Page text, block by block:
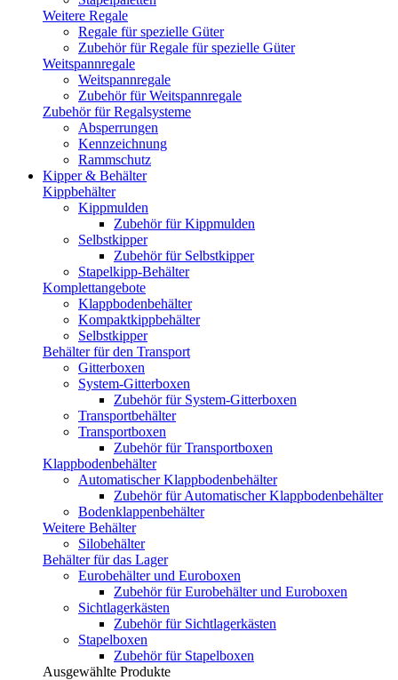
Weitere Regale
Regale für spezielle Güter
Zubehör für Regale für spezielle Güter
Weitspannregale
Weitspannregale
Zubehör für Weitspannregale
Zubehör für Regalsysteme
Absperrungen
Kennzeichnung
Rammschutz
Kipper & Behälter
Kippbehälter
Kippmulden
Zubehör für Kippmulden
Selbstkipper
Zubehör für Selbstkipper
Stapelkipp-Behälter
Komplettangebote
Klappbodenbehälter
Kompaktkippbehälter
Selbstkipper
Behälter für den Transport
Gitterboxen
System-Gitterboxen
Zubehör für System-Gitterboxen
Transportbehälter
Transportboxen
Zubehör für Transportboxen
Klappbodenbehälter
Automatischer Klappbodenbehälter
Zubehör für Automatischer Klappbodenbehälter
Bodenklappenbehälter
Weitere Behälter
Silobehälter
Behälter für das Lager
Eurobehälter und Euroboxen
Zubehör für Eurobehälter und Euroboxen
Sichtlagerkästen
Zubehör für Sichtlagerkästen
Stapelboxen
Zubehör für Stapelboxen
Ausgewählte Produkte